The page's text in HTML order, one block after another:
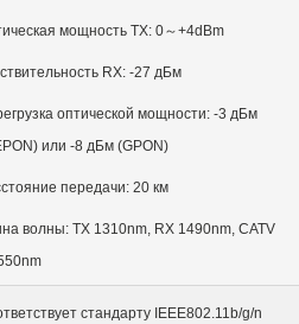
мощность TX: 0～+4dBm
RX: -27 дБм
оптической мощности: -3 дБм
или -8 дБм (GPON)
передачи: 20 км
волны: TX 1310nm, RX 1490nm, CATV
стандарту IEEE802.11b/g/n